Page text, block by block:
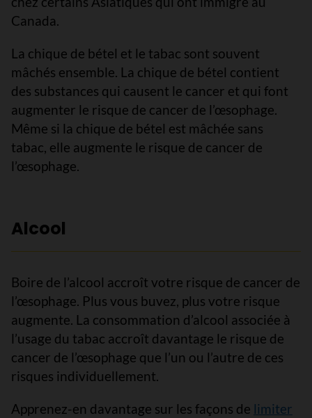
Canada.
La chique de bétel et le tabac sont souvent
mâchés ensemble. La chique de bétel contient
des substances qui causent le cancer et qui font
augmenter le risque de cancer de l’œsophage.
Même si la chique de bétel est mâchée sans
tabac, elle augmente le risque de cancer de
l’œsophage.
Alcool
Boire de l’alcool accroît votre risque de cancer de
l’œsophage. Plus vous buvez, plus votre risque
augmente. La consommation d’alcool associée à
l’usage du tabac accroît davantage le risque de
cancer de l’œsophage que l’un ou l’autre de ces
risques individuellement.
Apprenez-en davantage sur les façons de limiter